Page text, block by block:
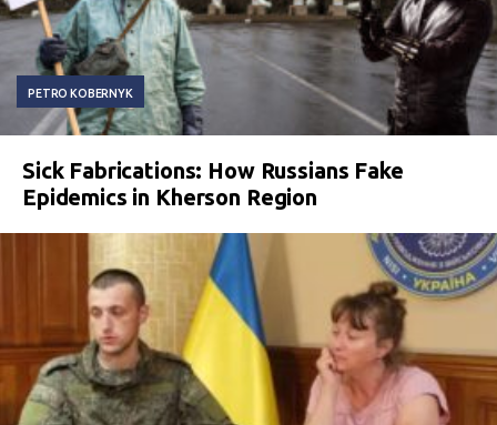
PETRO KOBERNYK
Sick Fabrications: How Russians Fake
Epidemics in Kherson Region